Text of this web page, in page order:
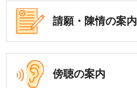
請願・陳情の案内
傍聴の案内